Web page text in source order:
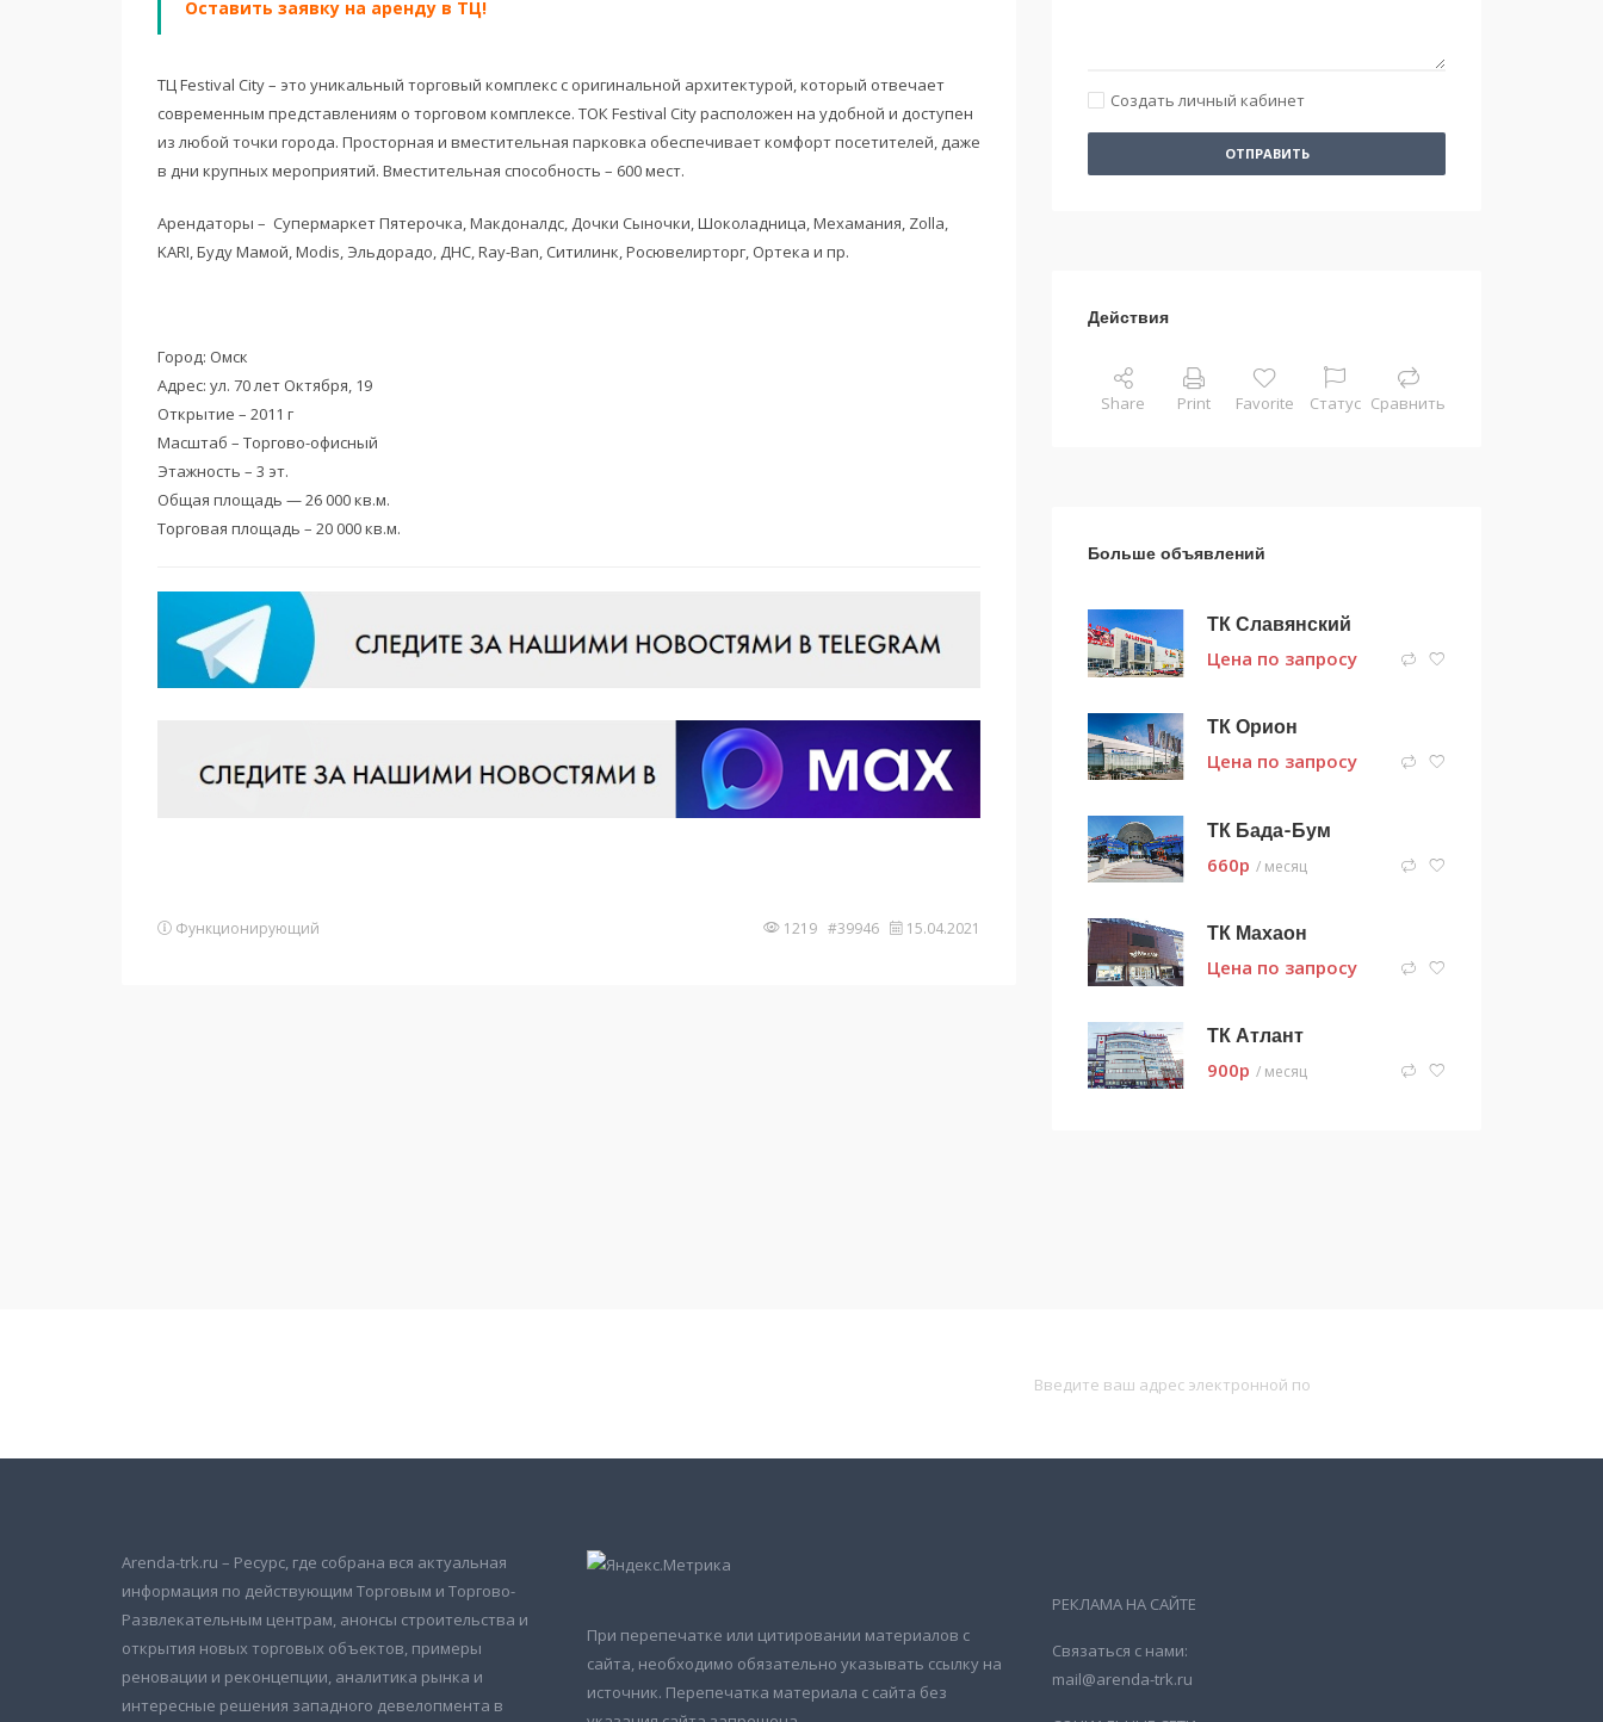
Оставить заявку на аренду в ТЦ!
ТЦ Festival City – это уникальный торговый комплекс с оригинальной архитектурой, который отвечает
современным представлениям о торговом комплексе. ТОК Festival City расположен на удобной и доступен
из любой точки города. Просторная и вместительная парковка обеспечивает комфорт посетителей, даже
в дни крупных мероприятий. Вместительная способность – 600 мест.
Арендаторы – Супермаркет Пятерочка, Макдоналдс, Дочки Сыночки, Шоколадница, Мехамания, Zolla,
KARI, Буду Мамой, Modis, Эльдорадо, ДНС, Ray-Ban, Ситилинк, Росювелирторг, Ортека и пр.
Город: Омск
Адрес: ул. 70 лет Октября, 19
Открытие – 2011 г
Масштаб – Торгово-офисный
Этажность – 3 эт.
Общая площадь — 26 000 кв.м.
Торговая площадь – 20 000 кв.м.
Функционирующий 1219 #39946 15.04.2021
Создать личный кабинет
ОТПРАВИТЬ
Действия
Share Print Favorite Статус Сравнить
Больше объявлений
ТК Славянский
Цена по запросу
ТК Орион
Цена по запросу
ТК Бада-Бум
660p / месяц
ТК Махаон
Цена по запросу
ТК Атлант
900p / месяц
Arenda-trk.ru – Ресурс, где собрана вся актуальная
информация по действующим Торговым и Торгово-
Развлекательным центрам, анонсы строительства и
открытия новых торговых объектов, примеры
реновации и реконцепции, аналитика рынка и
интересные решения западного девелопмента в
При перепечатке или цитировании материалов с
сайта, необходимо обязательно указывать ссылку на
источник. Перепечатка материала с сайта без
РЕКЛАМА НА САЙТЕ
Связаться с нами:
mail@arenda-trk.ru